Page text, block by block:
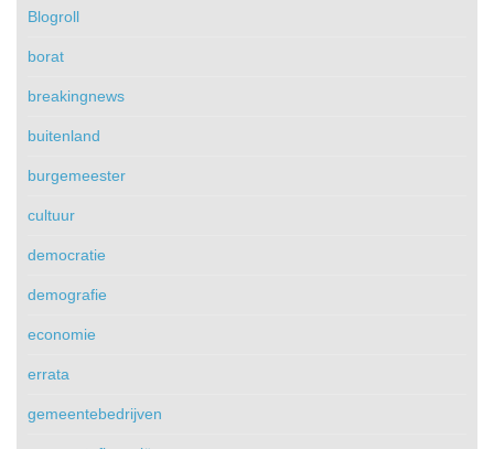
Blogroll
borat
breakingnews
buitenland
burgemeester
cultuur
democratie
demografie
economie
errata
gemeentebedrijven